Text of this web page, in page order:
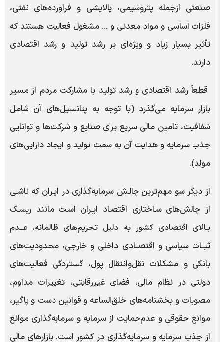
صنعتی ازجمله پتروشیمی، پالایشی و فراورده‌های نفتی،
فلزات اساسی و مواد معدنی و ... مشغول فعالیت هستند که
تأثیر بسیار زیاد و ویژه‌ای بر رشد تولید و رشد اقتصادی
دارند.
قطعاً رشد اقتصادی و رشد تولید با مشارکت مردم از مسیر
بازار سرمایه می‌گذرد (با توجه به پتانسیل‌های آن شامل
شفافیت، تأمین مالی سریع برای صنایع و شرکت‌ها و توانایی
جذب سرمایه و هدایت آن به سمت تولید و ایجاد دارایی‌های
مولد).
از دیگر سو مهم‌ترین چالـش سرمایه‌گذاری در ایـران که ناشـی
از چالش‌های سـاختاری اقتصـاد ایـران اسـت مانند ریسـک
بـالای اقتصادی کشور به دلیل تحریم‌های ظالمانه، عــدم
ثبــات سیاسی و اقتصــادی داخلی و خارجی، محدودیت‌های
بانکی و مشکلات نقل‌وانتقال پول، گستردگی فعالیت‌های
دولتی در نظام مالی، فضای غیررقابتی، تغییرات مداوم،
مصوبات و بخشنامه‌های خلق‌الساعه و قوانین دست و پاگیر،
موانع حقوقی و عدم‌حمایت از سرمایه و سرمایه‌گذاری موانع
از جذب سرمایه و سرمایه‌گذاری در کشور است. بازارهای مالی